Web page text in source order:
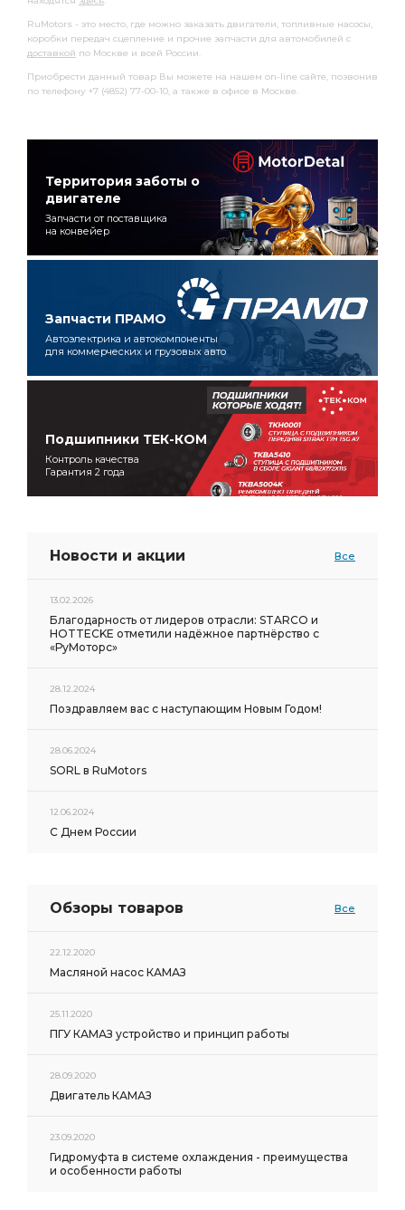
RuMotors - это место, где можно заказать двигатели, топливные насосы,
коробки передач сцепление и прочие запчасти для автомобилей с
доставкой по Москве и всей России.
Приобрести данный товар Вы можете на нашем on-line сайте, позвонив
по телефону +7 (4852) 77-00-10, а также в офисе в Москве.
Территория заботы о
двигателе
Запчасти от поставщика
на конвейер
Запчасти ПРАМО
Автоэлектрика и автокомпоненты
для коммерческих и грузовых авто
Подшипники ТЕК-КОМ
Контроль качества
Гарантия 2 года
Новости и акции Все
13.02.2026
Благодарность от лидеров отрасли: STARCO и
HOTTECKE отметили надёжное партнёрство с
«РуМоторс»
28.12.2024
Поздравляем вас с наступающим Новым Годом!
28.06.2024
SORL в RuMotors
12.06.2024
С Днем России
Обзоры товаров Все
22.12.2020
Масляной насос КАМАЗ
25.11.2020
ПГУ КАМАЗ устройство и принцип работы
28.09.2020
Двигатель КАМАЗ
23.09.2020
Гидромуфта в системе охлаждения - преимущества
и особенности работы